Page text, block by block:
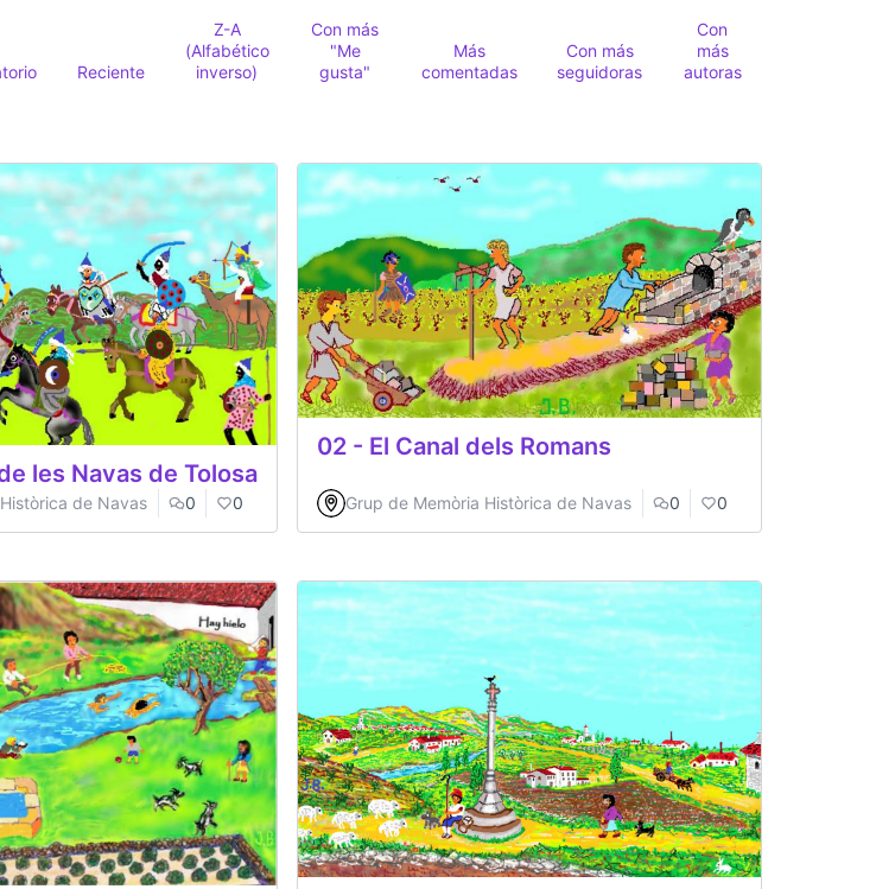
Reciente
Z-A
(Alfabético
inverso)
Con más
"Me
gusta"
Más
comentadas
Con más
seguidoras
Con
más
autoras
les Navas de Tolosa
de Navas 0 0
02 - El Canal dels Romans
Grup de Memòria Històrica de Navas 0 0